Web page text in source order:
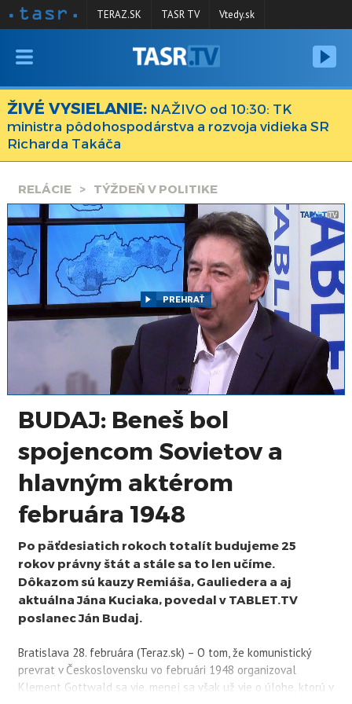
VYSIELANIE
RELÁCIE
SPRAVODAJSTVO
KONTAKT
ARCHÍV
TERAZ.SK TASR TV Vtedy.sk
ŽIVÉ VYSIELANIE: NAŽIVO od 10:30: TK
ministra pôdohospodárstva a rozvoja vidieka SR
Richarda Takáča
RELÁCIE TÝŽDEŇ V POLITIKE
PREHRAŤ
BUDAJ: Beneš bol
spojencom Sovietov a
hlavným aktérom
februára 1948
Po päťdesiatich rokoch totalít budujeme 25
rokov právny štát a stále sa to len učíme.
Dôkazom sú kauzy Remiáša, Gauliedera a aj
aktuálna Jána Kuciaka, povedal v TABLET.TV
poslanec Ján Budaj.
Bratislava 28. februára (Teraz.sk) – O tom, že komunistický
prevrat v Československu vo februári 1948 organizoval
Klement Gottwald sa vie, menej sa však už vie o úlohe, ktorú v